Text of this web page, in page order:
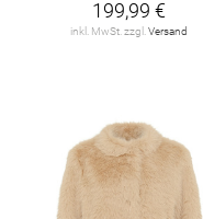
199,99 €
inkl. MwSt. zzgl. Versand